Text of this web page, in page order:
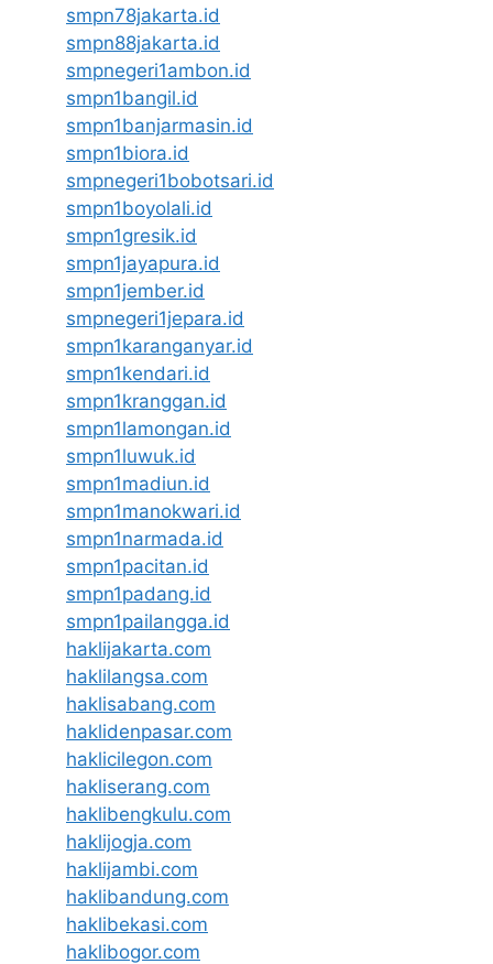
smpn78jakarta.id
smpn88jakarta.id
smpnegeri1ambon.id
smpn1bangil.id
smpn1banjarmasin.id
smpn1biora.id
smpnegeri1bobotsari.id
smpn1boyolali.id
smpn1gresik.id
smpn1jayapura.id
smpn1jember.id
smpnegeri1jepara.id
smpn1karanganyar.id
smpn1kendari.id
smpn1kranggan.id
smpn1lamongan.id
smpn1luwuk.id
smpn1madiun.id
smpn1manokwari.id
smpn1narmada.id
smpn1pacitan.id
smpn1padang.id
smpn1pailangga.id
haklijakarta.com
haklilangsa.com
haklisabang.com
haklidenpasar.com
haklicilegon.com
hakliserang.com
haklibengkulu.com
haklijogja.com
haklijambi.com
haklibandung.com
haklibekasi.com
haklibogor.com